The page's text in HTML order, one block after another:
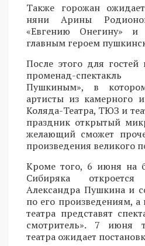
Также горожан
няни Арины
«Евгению Онегину»
главным героем
После этого для гостей
променад-
Пушкиным», в
артисты из камерного
Коляда-Театра, ТЮЗ и
праздник открытый
желающий сможет
произведения великого
Кроме того, 6 июня на
Сибиряка
Александра Пушкина и
по его произведениям,
театра представят
смотритель». 7 июня
театра ожидает